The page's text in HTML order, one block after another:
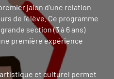
jalon d'une relation
de l'élève. Ce programme
section (3 à 6 ans)
première expérience
et culturel permet